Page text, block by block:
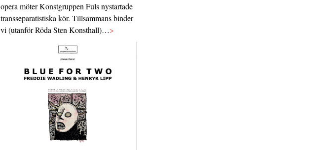
opera möter Konstgruppen Fuls nystartade
transseparatistiska kör. Tillsammans binder
vi (utanför Röda Sten Konsthall)…>